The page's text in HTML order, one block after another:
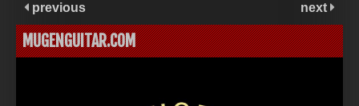
previous next
MUGENGUITAR.COM